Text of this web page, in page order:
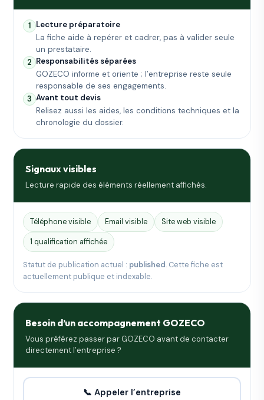
1 Lecture préparatoire
La fiche aide à repérer et cadrer, pas à valider seule
un prestataire.
2 Responsabilités séparées
GOZECO informe et oriente ; l’entreprise reste seule
responsable de ses engagements.
3 Avant tout devis
Relisez aussi les aides, les conditions techniques et la
chronologie du dossier.
Signaux visibles
Lecture rapide des éléments réellement affichés.
Téléphone visible Email visible
Site web visible
1 qualification affichée
Statut de publication actuel : published. Cette fiche est
actuellement publique et indexable.
Besoin d’un accompagnement GOZECO
Vous préférez passer par GOZECO avant de contacter
directement l’entreprise ?
📞 Appeler l’entreprise